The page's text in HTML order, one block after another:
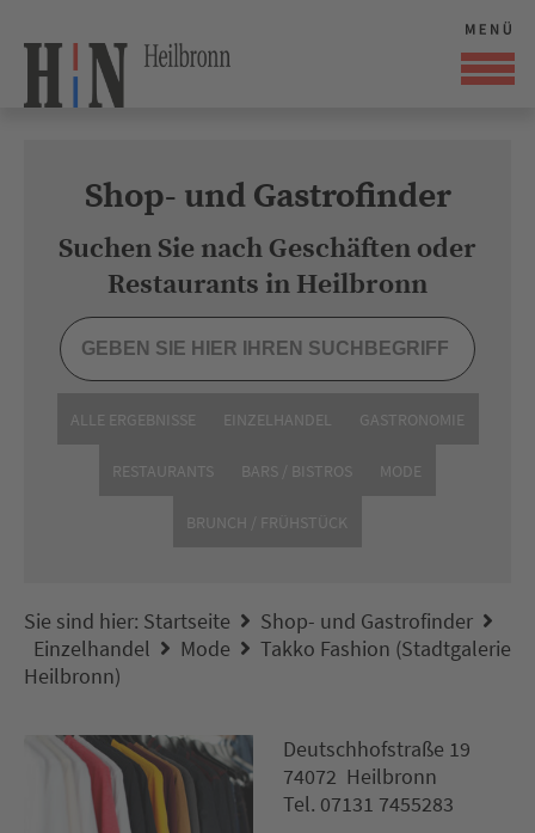
Shop- und Gastrofinder
Suchen Sie nach Geschäften oder
Restaurants in Heilbronn
ALLE ERGEBNISSE EINZELHANDEL GASTRONOMIE
RESTAURANTS BARS / BISTROS MODE
BRUNCH / FRÜHSTÜCK
Sie sind hier: Startseite
Shop- und Gastrofinder
Einzelhandel
Mode
Takko Fashion (Stadtgalerie
Heilbronn)
Deutschhofstraße 19
74072 Heilbronn
Tel. 07131 7455283